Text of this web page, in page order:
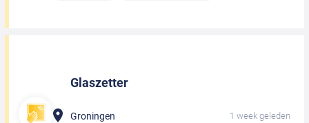
Glaszetter
Groningen 1 week geleden